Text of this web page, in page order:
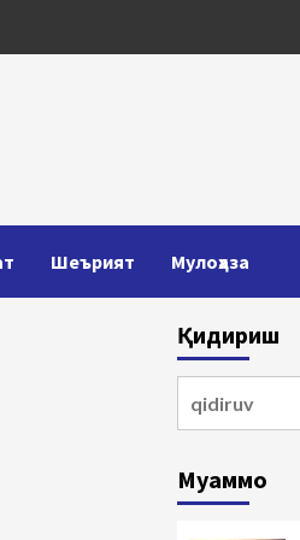
Шеърият Мулоҳаза
Қидириш
Муаммо